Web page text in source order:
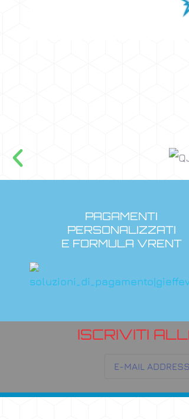
PAGAMENTI
PERSONALIZZATI
E FORMULA VRENT
ISCRIVITI